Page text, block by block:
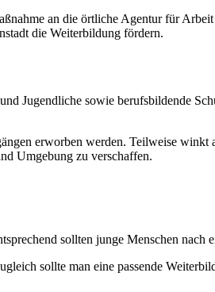
an die örtliche Agentur für
die Weiterbildung fördern.
Jugendliche sowie berufsbildende
erworben werden. Teilweise winkt
Umgebung zu verschaffen.
sollten junge Menschen nach
sollte man eine passende